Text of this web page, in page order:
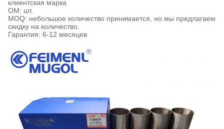
клиентская марка
ОМ: шт.
MOQ: небольшое количество принимается, но мы предлагаем
скидку на количество.
Гарантия: 6-12 месяцев